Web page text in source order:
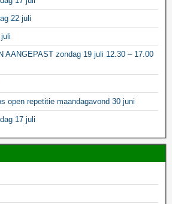
22 juli
AANGEPAST zondag 19 juli 12.30 – 17.00
open repetitie maandagavond 30 juni
17 juli